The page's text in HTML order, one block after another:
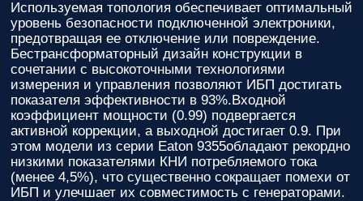
Используемая топология обеспечивает оптимальный
уровень безопасности подключенной электроники,
предотвращая ее отключение или повреждение.
Бестрансформаторный дизайн конструкции в
сочетании с высокоточными технологиями
измерения и управления позволяют ИБП достигать
показателя эффективности в 93%.Входной
коэффициент мощности (0.99) подвергается
активной коррекции, а выходной достигает 0.9. При
этом модели из серии Eaton 9355обладают рекордно
низкими показателями КНИ потребляемого тока
(менее 4,5%), что существенно сокращает помехи от
ИБП и улечшает их совместимость с генераторами.